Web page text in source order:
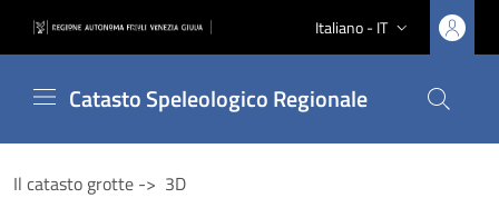
Lingua attiva:
Italiano - IT
Catasto Speleologico Regionale Cerca
Il catasto grotte -> 3D